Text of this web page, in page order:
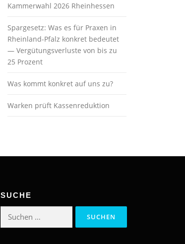
Kammerwahl 2026 Rheinhessen
Spargesetz: Was es für Praxen in
Rheinland-Pfalz konkret bedeutet
— Vergütungsverluste von bis zu
25 Prozent
Was kommt konkret auf uns zu?
Warken prüft Kassenreduktion
SUCHE
nach: